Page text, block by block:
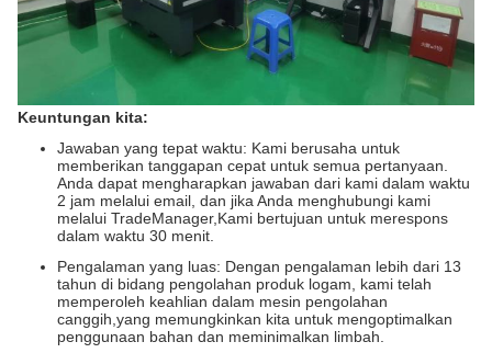
Keuntungan kita:
Jawaban yang tepat waktu: Kami berusaha untuk
memberikan tanggapan cepat untuk semua pertanyaan.
Anda dapat mengharapkan jawaban dari kami dalam waktu
2 jam melalui email, dan jika Anda menghubungi kami
melalui TradeManager,Kami bertujuan untuk merespons
dalam waktu 30 menit.
Pengalaman yang luas: Dengan pengalaman lebih dari 13
tahun di bidang pengolahan produk logam, kami telah
memperoleh keahlian dalam mesin pengolahan
canggih,yang memungkinkan kita untuk mengoptimalkan
penggunaan bahan dan meminimalkan limbah.